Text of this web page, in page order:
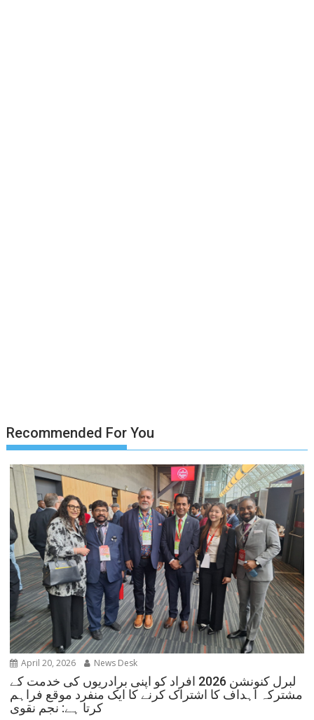
Recommended For You
April 20, 2026 News Desk
لبرل کنونشن 2026 افراد کو اپنی برادریوں کی خدمت کے
مشترکہ اہداف کا اشتراک کرنے کا ایک منفرد موقع فراہم
کرتا ہے: نجم نقوی